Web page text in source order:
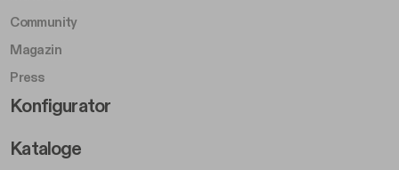
Community
Magazin
Press
Footer Right Middle B
Konfigurator
Kataloge